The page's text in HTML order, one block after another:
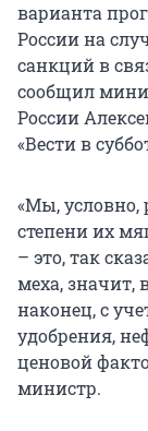
варианта
России на
санкций в
сообщил
России
«Вести в
«Мы, условно,
степени их
– это, так
меха, значит,
наконец, с
удобрения,
ценовой
министр.